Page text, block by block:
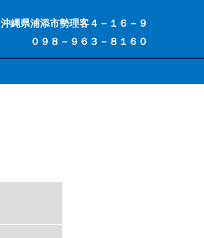
沖縄県浦添市勢理客４－１６－９
０９８－９６３－８１６０